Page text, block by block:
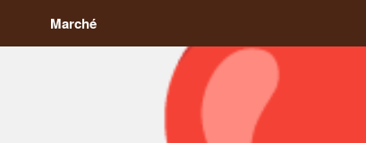
Marché